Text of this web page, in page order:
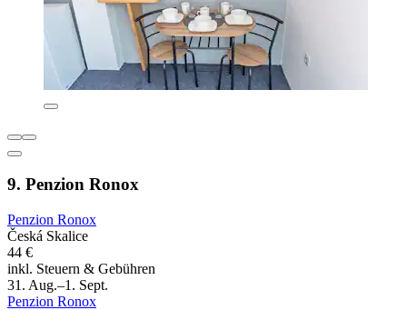
9. Penzion Ronox
Penzion Ronox
Česká Skalice
44 €
inkl. Steuern & Gebühren
31. Aug.–1. Sept.
Penzion Ronox